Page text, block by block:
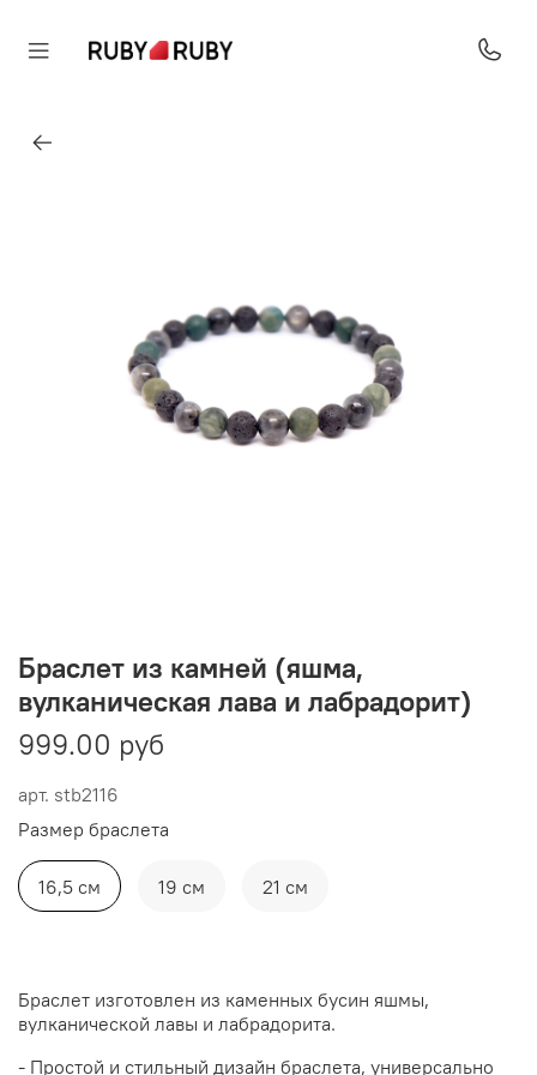
арт. stb2116
Браслет из камней (яшма,
вулканическая лава и лабрадорит)
999.00 руб
Размер браслета
16,5 см 19 см 21 см
Браслет изготовлен из каменных бусин яшмы,
вулканической лавы и лабрадорита.
- Простой и стильный дизайн браслета, универсально